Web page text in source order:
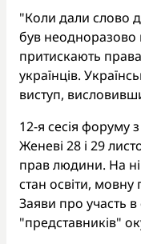
"Коли дали слово
був
притискають
українців.
виступ,
12-я сесія форуму
Женеві 28 і 29
прав людини. На
стан освіти,
Заяви про участь в
"представників"